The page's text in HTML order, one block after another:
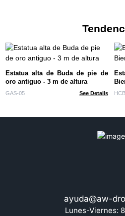
Estatua alta de Buda de pie de
oro antiguo - 3 m de altura
GAS-05 See Details
ayuda@aw-
Lunes-Viernes: